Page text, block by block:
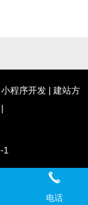
小程序开发| 建站方
|
1
电话